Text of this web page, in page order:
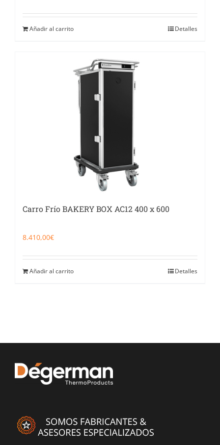
Añadir al carrito Detalles
Carro Frío BAKERY BOX AC12 400 x 600
8.410,00€
Añadir al carrito Detalles